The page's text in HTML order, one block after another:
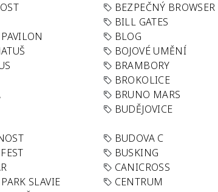
BEZPEČNÝ BROWSER
BILL GATES
BLOG
BOJOVÉ UMĚNÍ
BRAMBORY
BROKOLICE
BRUNO MARS
BUDĚJOVICE
BUDOVA C
BUSKING
CANICROSS
SLAVIE CENTRUM